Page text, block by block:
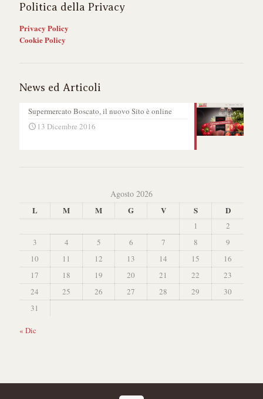
Politica della Privacy
Privacy Policy
Cookie Policy
News ed Articoli
Supermercato Boscato, il nuovo Sito è online
13 Dicembre 2016
Agosto 2026
L
M M G V S D
1
2
3
4 5 6 7 8
9
10
11 12 13 14 15
16
17
18 19 20 21 22
23
24
25 26 27 28 29
30
31
« Dic